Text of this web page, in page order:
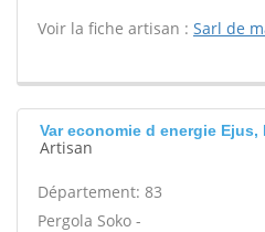
Voir la fiche artisan : Sarl de
Var economie d energie Ejus,
Artisan
Département: 83
Pergola Soko -